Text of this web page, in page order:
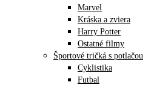
Marvel
Kráska a zviera
Harry Potter
Ostatné filmy
Športové tričká s potlačou
Cyklistika
Futbal